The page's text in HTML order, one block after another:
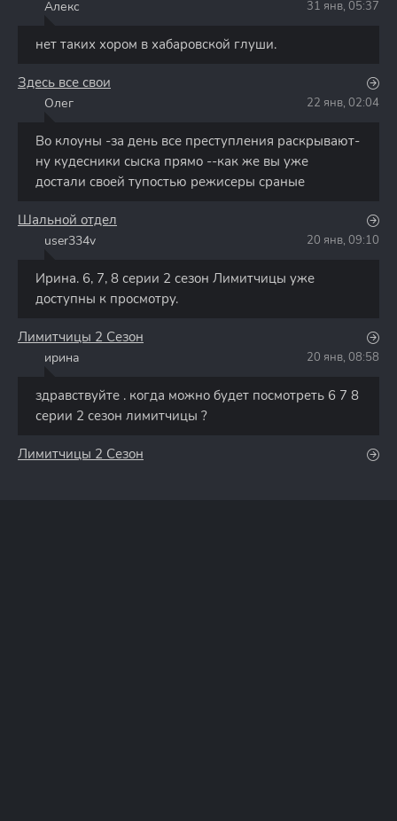
Алекс 31 янв, 05:37
нет таких хором в хабаровской глуши.
Здесь все свои
Олег 22 янв, 02:04
Во клоуны -за день все преступления раскрывают-
ну кудесники сыска прямо --как же вы уже
достали своей тупостью режисеры сраные
Шальной отдел
user334v 20 янв, 09:10
Ирина. 6, 7, 8 серии 2 сезон Лимитчицы уже
доступны к просмотру.
Лимитчицы 2 Сезон
ирина 20 янв, 08:58
здравствуйте . когда можно будет посмотреть 6 7 8
серии 2 сезон лимитчицы ?
Лимитчицы 2 Сезон